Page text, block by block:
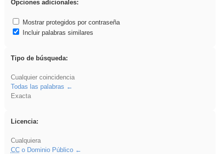
Opciones adicionales:
Mostrar protegidos por contraseña
Incluir palabras similares
Tipo de búsqueda:
Cualquier coincidencia
Todas las palabras
Exacta
Licencia:
Cualquiera
CCo Dominio Público